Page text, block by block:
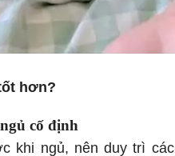
hơn?
cố định
khi ngủ, nên duy trì